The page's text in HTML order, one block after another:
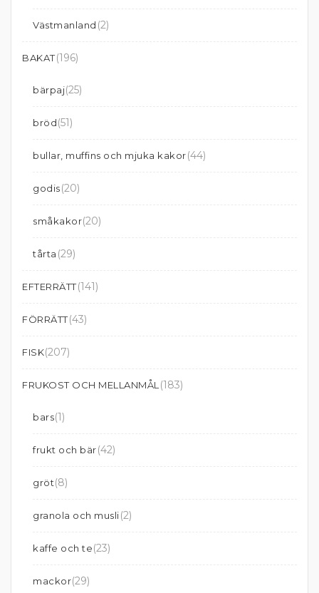
Västmanland (2)
BAKAT(196)
bärpaj(25)
bröd(51)
bullar, muffins och mjuka kakor(44)
godis(20)
småkakor(20)
tårta (29)
EFTERRÄTT(141)
FÖRRÄTT(43)
FISK(207)
FRUKOST OCH MELLANMÅL (183)
bars(1)
frukt och bär(42)
gröt(8)
granola och musli(2)
kaffe och te(23)
mackor(29)